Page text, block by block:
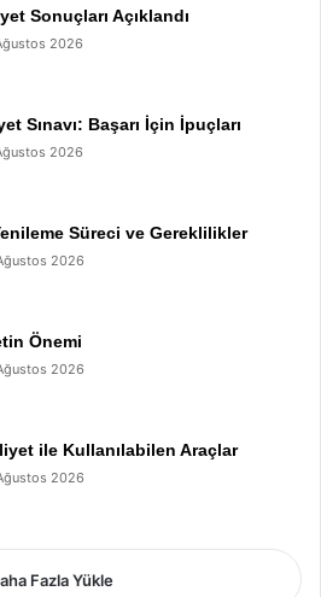
Sonuçları Açıklandı
2026
Sınavı: Başarı İçin İpuçları
2026
Süreci ve Gereklilikler
2026
Önemi
2026
ile Kullanılabilen Araçlar
2026
Fazla Yükle